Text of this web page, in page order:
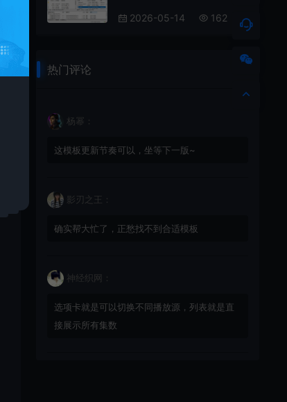
2026-05-14 162
热门评论
杨幂：
这模板更新节奏可以，坐等下一版~
影刃之王：
确实帮大忙了，正愁找不到合适模板
神经织网：
选项卡就是可以切换不同播放源，列表就是直
接展示所有集数